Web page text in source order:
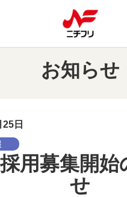
お知らせ
25日
用募集開始
せ